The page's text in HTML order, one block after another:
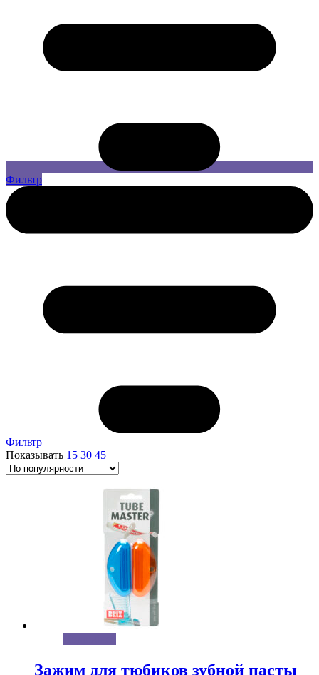
Фильтр
Фильтр
Показывать 15 30 45
Зажим для тюбиков зубной пасты